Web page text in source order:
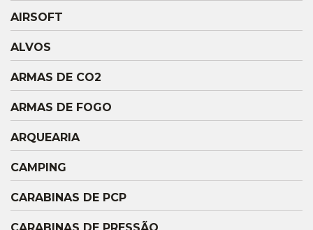
AIRSOFT
ALVOS
ARMAS DE CO2
ARMAS DE FOGO
ARQUEARIA
CAMPING
CARABINAS DE PCP